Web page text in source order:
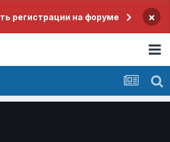
регистрации на форуме ×